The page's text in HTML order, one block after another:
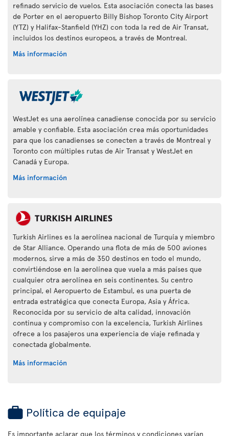
refinado servicio de vuelos. Esta asociación conecta las bases
de Porter en el aeropuerto Billy Bishop Toronto City Airport
(YTZ) y Halifax-Stanfield (YHZ) con toda la red de Air Transat,
incluidos los destinos europeos, a través de Montreal.
Más información
WestJet es una aerolínea canadiense conocida por su servicio
amable y confiable. Esta asociación crea más oportunidades
para que los canadienses se conecten a través de Montreal y
Toronto con múltiples rutas de Air Transat y WestJet en
Canadá y Europa.
Más información
Turkish Airlines es la aerolínea nacional de Turquía y miembro
de Star Alliance. Operando una flota de más de 500 aviones
modernos, sirve a más de 350 destinos en todo el mundo,
convirtiéndose en la aerolínea que vuela a más países que
cualquier otra aerolínea en seis continentes. Su centro
principal, el Aeropuerto de Estambul, es una puerta de
entrada estratégica que conecta Europa, Asia y África.
Reconocida por su servicio de alta calidad, innovación
continua y compromiso con la excelencia, Turkish Airlines
ofrece a los pasajeros una experiencia de viaje refinada y
conectada globalmente.
Más información
Política de equipaje
Es importante aclarar que los términos y condiciones varían